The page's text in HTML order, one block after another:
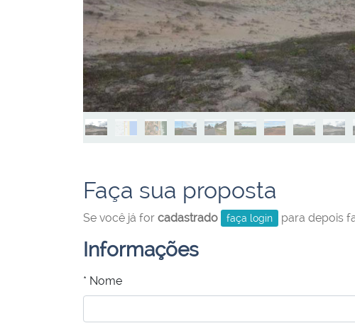
Faça sua proposta
Se você já for cadastrado faça login para depois
Informações
* Nome